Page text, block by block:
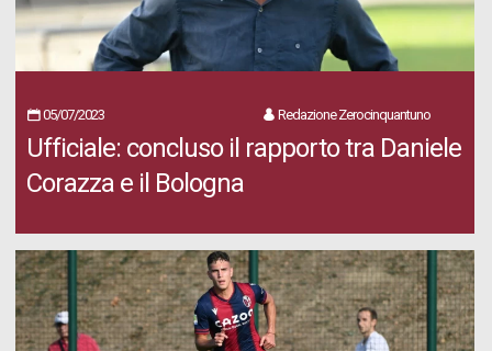
05/07/2023 Redazione Zerocinquantuno
Ufficiale: concluso il rapporto tra Daniele
Corazza e il Bologna